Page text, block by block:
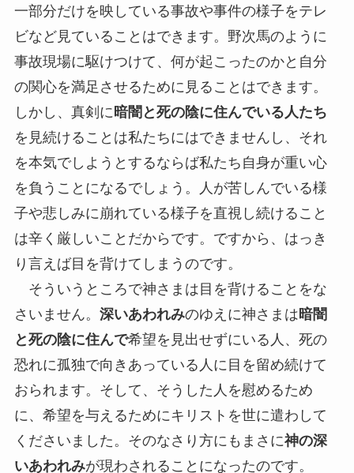
一部分だけを映している事故や事件の様子をテレ
ビなど見ていることはできます。野次馬のように
事故現場に駆けつけて、何が起こったのかと自分
の関心を満足させるために見ることはできます。
しかし、真剣に暗闇と死の陰に住んでいる人たち
を見続けることは私たちにはできませんし、それ
を本気でしようとするならば私たち自身が重い心
を負うことになるでしょう。人が苦しんでいる様
子や悲しみに崩れている様子を直視し続けること
は辛く厳しいことだからです。ですから、はっき
り言えば目を背けてしまうのです。
そういうところで神さまは目を背けることをな
さいません。 深いあわれみのゆえに神さまは暗闇
と死の陰に住んで希望を見出せずにいる人、死の
恐れに孤独で向きあっている人に目を留め続けて
おられます。そして、そうした人を慰めるため
に、希望を与えるためにキリストを世に遣わして
くださいました。そのなさり方にもまさに神の深
いあわれみが現わされることになったのです。